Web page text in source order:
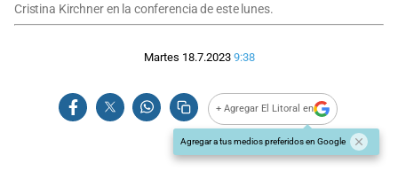
Cristina Kirchner en la conferencia de este lunes.
Martes 18.7.2023 9:38
+ Agregar El Litoral en
Agregar a tus medios preferidos en Google